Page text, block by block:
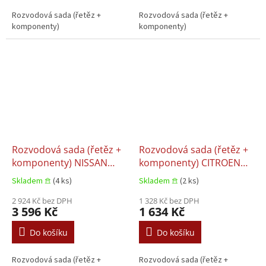
Rozvodová sada (řetěz +
komponenty)
Rozvodová sada (řetěz +
komponenty)
Rozvodová sada (řetěz +
komponenty) NISSAN
PRIMASTAR, QASHQAI I, X-
TRAIL, X-TRAIL II, X-TRAIL
III OPEL ASTRA H, Opel
ASTRA J, Opel INSIGNIA A
1.0-2.0D 08.2002+
Skladem 𖠿 (4 ks)
2 924 Kč bez DPH
3 596 Kč
Do košíku
Rozvodová sada (řetěz +
Rozvodová sada (řetěz +
komponenty) CITROEN
BERLINGO, Citroën
BERLINGO MULTISPACE,
Citroën
BERLINGO/MINIVAN,
Citroën C2, Citroën C3 I,
Citroën C3 II, Citroën C3
PICASSO, Citroën C4 1.4D-
Skladem 𖠿 (2 ks)
1 328 Kč bez DPH
1 634 Kč
Do košíku
Rozvodová sada (řetěz +